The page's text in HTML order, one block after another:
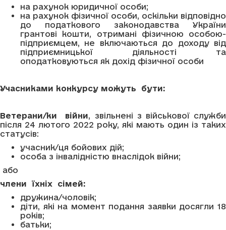
на рахунок юридичної особи;
на рахунок фізичної особи, оскільки відповідно
до податкового законодавства України
грантові кошти, отримані фізичною особою-
підприємцем, не включаються до доходу від
підприємницької діяльності та
оподатковуються як дохід фізичної особи
Учасниками конкурсу можуть бути:
Ветерани/ки війни, звільнені з військової служби
після 24 лютого 2022 року, які мають один із таких
статусів:
учасник/ця бойових дій;
особа з інвалідністю внаслідок війни;
або
члени їхніх сімей:
дружина/чоловік;
діти, які на момент подання заявки досягли 18
років;
батьки;